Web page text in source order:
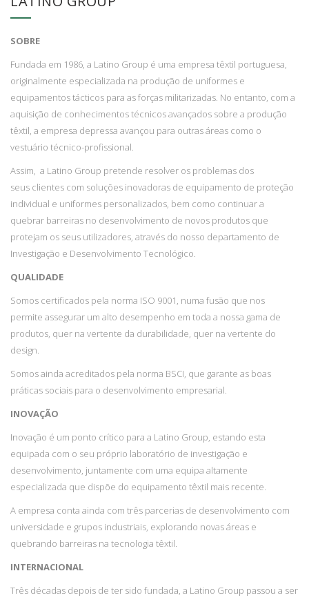
SOBRE
Fundada em 1986, a Latino Group é uma empresa têxtil portuguesa,
originalmente especializada na produção de uniformes e
equipamentos tácticos para as forças militarizadas. No entanto, com a
aquisição de conhecimentos técnicos avançados sobre a produção
têxtil, a empresa depressa avançou para outras áreas como o
vestuário técnico-profissional.
Assim, a Latino Group pretende resolver os problemas dos
seus clientes com soluções inovadoras de equipamento de proteção
individual e uniformes personalizados, bem como continuar a
quebrar barreiras no desenvolvimento de novos produtos que
protejam os seus utilizadores, através do nosso departamento de
Investigação e Desenvolvimento Tecnológico.
QUALIDADE
Somos certificados pela norma ISO 9001, numa fusão que nos
permite assegurar um alto desempenho em toda a nossa gama de
produtos, quer na vertente da durabilidade, quer na vertente do
design.
Somos ainda acreditados pela norma BSCI, que garante as boas
práticas sociais para o desenvolvimento empresarial.
INOVAÇÃO
Inovação é um ponto crítico para a Latino Group, estando esta
equipada com o seu próprio laboratório de investigação e
desenvolvimento, juntamente com uma equipa altamente
especializada que dispõe do equipamento têxtil mais recente.
A empresa conta ainda com três parcerias de desenvolvimento com
universidade e grupos industriais, explorando novas áreas e
quebrando barreiras na tecnologia têxtil.
INTERNACIONAL
Três décadas depois de ter sido fundada, a Latino Group passou a ser